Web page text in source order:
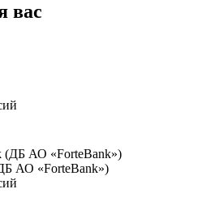
вас
АО «ForteBank»)